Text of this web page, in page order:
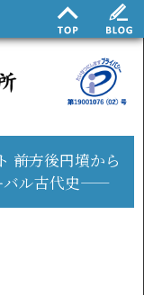
前方後円墳から
ル古代史――